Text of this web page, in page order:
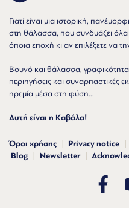
Γιατί είναι μια ιστορική,
στη θάλασσα, που συνδυάζει
όποια εποχή κι αν επιλέξετε να
Βουνό και θάλασσα,
περιηγήσεις και συναρπαστικές
ηρεμία μέσα στη φύση...
Αυτή είναι η Καβάλα!
Όροι χρήσης Privacy notice
Blog
Newsletter